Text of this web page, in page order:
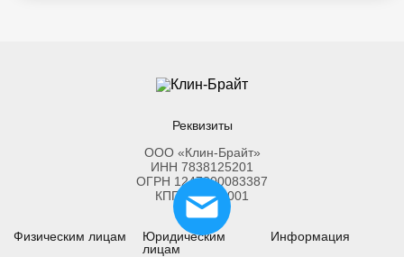
Реквизиты
ООО «Клин-Брайт»
ИНН 7838125201
ОГРН 1247800083387
КПП 783801001
Физическим лицам
Юридическим
лицам
Информация